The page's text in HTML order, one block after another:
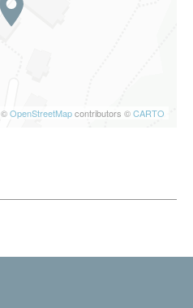
©OpenStreetMapcontributors ©CARTO